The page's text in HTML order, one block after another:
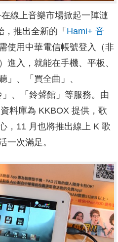
線上音樂市場掀起一陣漣
推出全新的「 Hami+ 音
使用中華電信帳號登入（非
進入，就能在手機、平板、
」、「買全曲」、
」、「鈴聲館」等服務。由
料庫為 KKBOX 提供，歌
，11 月也將推出線上 K 歌
一次滿足。